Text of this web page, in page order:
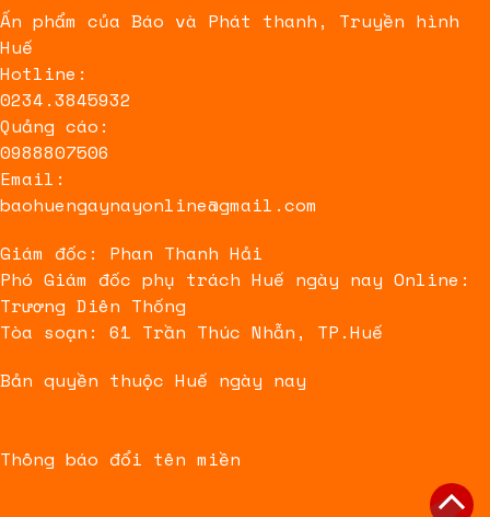
Ấn phẩm của Báo và Phát thanh, Truyền hình
Huế
Hotline:
0234.3845932
Quảng cáo:
0988807506
Email:
baohuengaynayonline@gmail.com
Giám đốc: Phan Thanh Hải
Phó Giám đốc phụ trách Huế ngày nay Online:
Trương Diên Thống
Tòa soạn: 61 Trần Thúc Nhẫn, TP.Huế
Bản quyền thuộc Huế ngày nay
Thông báo đổi tên miền